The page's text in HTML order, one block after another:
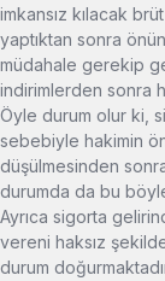
imkansız kılacak
yaptıktan sonra
müdahale gerekip
indirimlerden sonra
Öyle durum olur ki,
sebebiyle hakimin
düşülmesinden
durumda da bu
Ayrıca sigorta
vereni haksız
durum